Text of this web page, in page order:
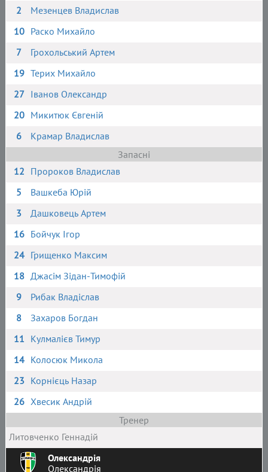
2
Мезенцев Владислав
10 Раско Михайло
7
Грохольський Артем
19 Терих Михайло
27 Іванов Олександр
20 Микитюк Євгеній
6
Крамар Владислав
Запасні
12 Пророков Владислав
5
Вашкеба Юрій
3
Дашковець Артем
16 Бойчук Ігор
24 Грищенко Максим
18 Джасім Зідан-Тимофій
9
Рибак Владіслав
8
Захаров Богдан
11 Кулмалієв Тимур
14 Колосюк Микола
23 Корнієць Назар
26 Хвесик Андрій
Тренер
Литовченко Геннадій
Олександрія
Олександрія